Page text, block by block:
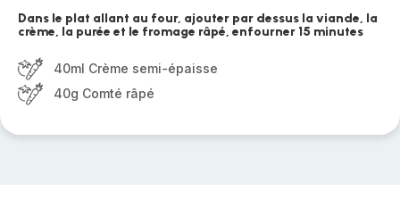
Dans le plat allant au four, ajouter par dessus la viande, la
crème, la purée et le fromage râpé, enfourner 15 minutes
40ml Crème semi-épaisse
40g Comté râpé